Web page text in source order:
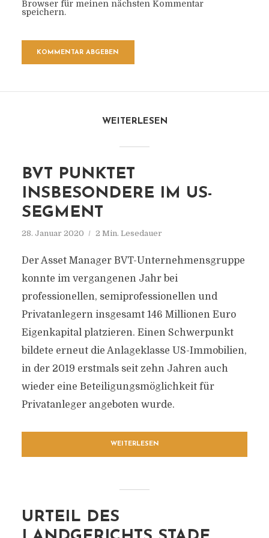
Browser für meinen nächsten Kommentar
speichern.
WEITERLESEN
BVT PUNKTET
INSBESONDERE IM US-
SEGMENT
28. Januar 2020 2 Min. Lesedauer
Der Asset Manager BVT-Unternehmensgruppe
konnte im vergangenen Jahr bei
professionellen, semiprofessionellen und
Privatanlegern insgesamt 146 Millionen Euro
Eigenkapital platzieren. Einen Schwerpunkt
bildete erneut die Anlageklasse US-Immobilien,
in der 2019 erstmals seit zehn Jahren auch
wieder eine Beteiligungsmöglichkeit für
Privatanleger angeboten wurde.
WEITERLESEN
URTEIL DES